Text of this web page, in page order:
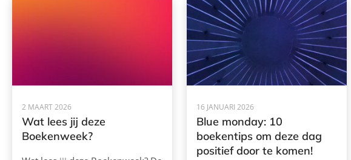
2 MAART 2026
Wat lees jij deze
Boekenweek?
16 JANUARI 2026
Blue monday: 10
boekentips om deze dag
positief door te komen!